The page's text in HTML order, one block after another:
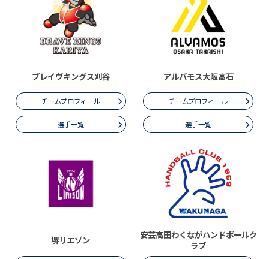
ブレイヴキングス刈谷
チームプロフィール
選手一覧
アルバモス大阪高石
チームプロフィール
選手一覧
堺リエゾン
安芸高田わくながハンドボールク
ラブ